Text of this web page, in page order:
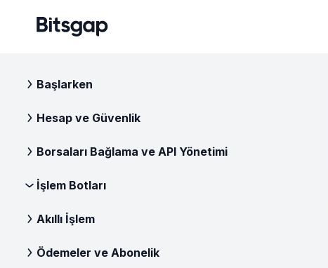
Başlarken
Hesap ve Güvenlik
Borsaları Bağlama ve API Yönetimi
İşlem Botları
Akıllı İşlem
Ödemeler ve Abonelik